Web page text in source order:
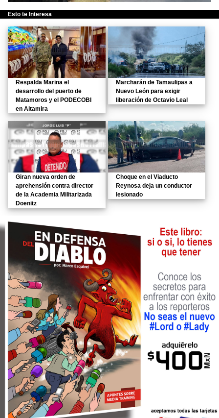
Esto te Interesa
Respalda Marina el
desarrollo del puerto de
Matamoros y el PODECOBI
en Altamira
Marcharán de Tamaulipas a
Nuevo León para exigir
liberación de Octavio Leal
Giran nueva orden de
aprehensión contra director
de la Academia Militarizada
Doenitz
Choque en el Viaducto
Reynosa deja un conductor
lesionado